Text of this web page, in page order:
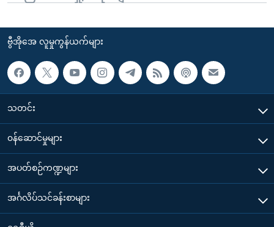
ဗွီအိုအေ လူမှုကွန်ယက်များ
သတင်း
၀န်ဆောင်မှုများ
အပတ်စဉ်ကဏ္ဍများ
အင်္ဂလိပ်သင်ခန်းစာများ